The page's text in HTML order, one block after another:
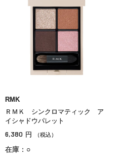
RMK
ＲＭＫ シンクロマティック ア
イシャドウパレット
6,380 円 （税込）
在庫：○